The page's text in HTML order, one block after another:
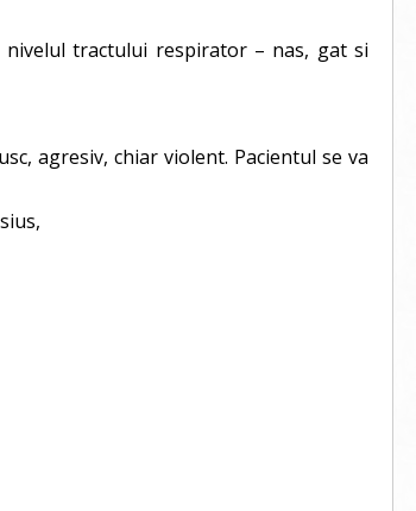
tractului respirator – nas, gat si
agresiv, chiar violent. Pacientul se va